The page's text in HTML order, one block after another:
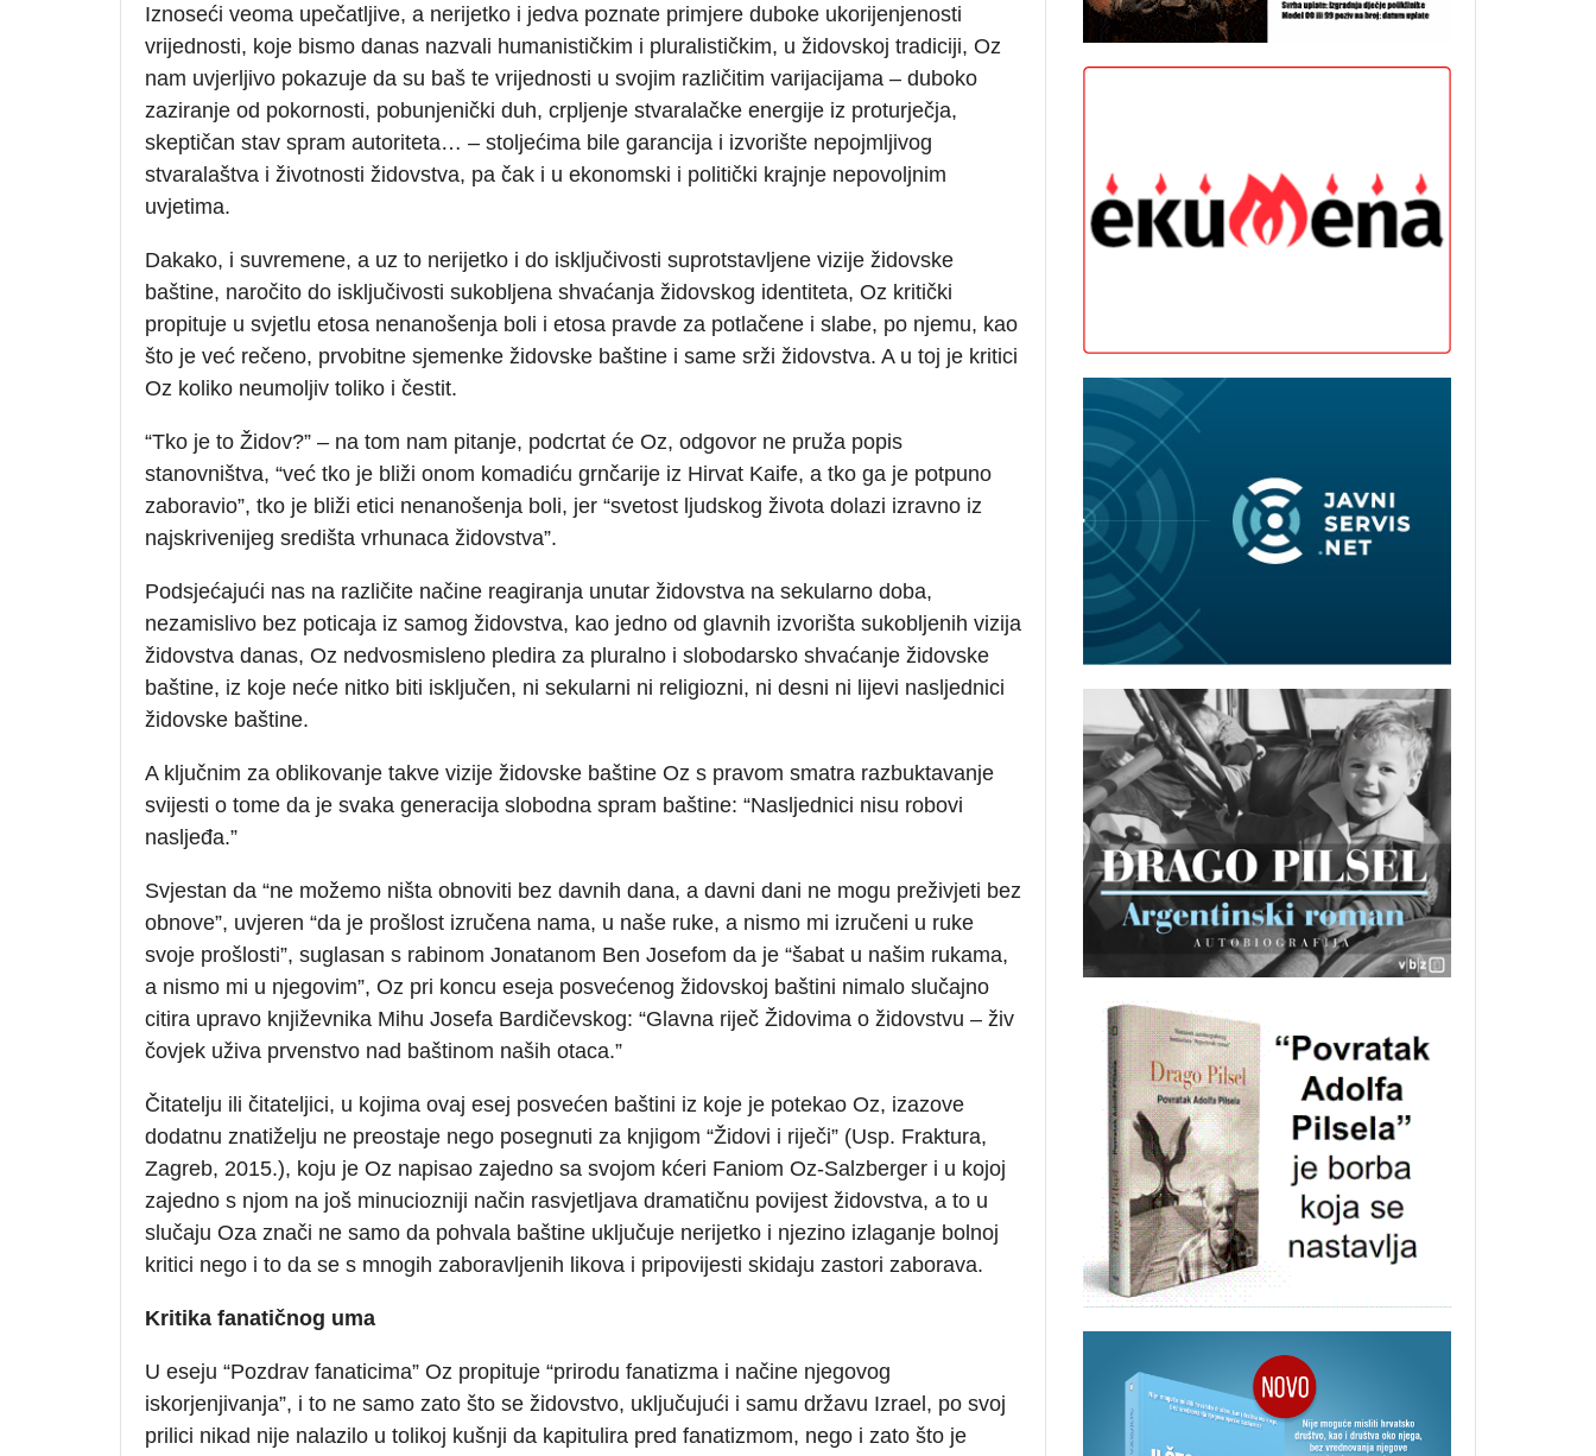
Iznoseći veoma upečatljive, a nerijetko i jedva poznate primjere duboke ukorijenjenosti
vrijednosti, koje bismo danas nazvali humanističkim i pluralističkim, u židovskoj tradiciji, Oz
nam uvjerljivo pokazuje da su baš te vrijednosti u svojim različitim varijacijama – duboko
zaziranje od pokornosti, pobunjenički duh, crpljenje stvaralačke energije iz proturječja,
skeptičan stav spram autoriteta… – stoljećima bile garancija i izvorište nepojmljivog
stvaralaštva i životnosti židovstva, pa čak i u ekonomski i politički krajnje nepovoljnim
uvjetima.
Dakako, i suvremene, a uz to nerijetko i do isključivosti suprotstavljene vizije židovske
baštine, naročito do isključivosti sukobljena shvaćanja židovskog identiteta, Oz kritički
propituje u svjetlu etosa nenanošenja boli i etosa pravde za potlačene i slabe, po njemu, kao
što je već rečeno, prvobitne sjemenke židovske baštine i same srži židovstva. A u toj je kritici
Oz koliko neumoljiv toliko i čestit.
“Tko je to Židov?” – na tom nam pitanje, podcrtat će Oz, odgovor ne pruža popis
stanovništva, “već tko je bliži onom komadiću grnčarije iz Hirvat Kaife, a tko ga je potpuno
zaboravio”, tko je bliži etici nenanošenja boli, jer “svetost ljudskog života dolazi izravno iz
najskrivenijeg središta vrhunaca židovstva”.
Podsjećajući nas na različite načine reagiranja unutar židovstva na sekularno doba,
nezamislivo bez poticaja iz samog židovstva, kao jedno od glavnih izvorišta sukobljenih vizija
židovstva danas, Oz nedvosmisleno pledira za pluralno i slobodarsko shvaćanje židovske
baštine, iz koje neće nitko biti isključen, ni sekularni ni religiozni, ni desni ni lijevi nasljednici
židovske baštine.
A ključnim za oblikovanje takve vizije židovske baštine Oz s pravom smatra razbuktavanje
svijesti o tome da je svaka generacija slobodna spram baštine: “Nasljednici nisu robovi
nasljeđa.”
Svjestan da “ne možemo ništa obnoviti bez davnih dana, a davni dani ne mogu preživjeti bez
obnove”, uvjeren “da je prošlost izručena nama, u naše ruke, a nismo mi izručeni u ruke
svoje prošlosti”, suglasan s rabinom Jonatanom Ben Josefom da je “šabat u našim rukama,
a nismo mi u njegovim”, Oz pri koncu eseja posvećenog židovskoj baštini nimalo slučajno
citira upravo književnika Mihu Josefa Bardičevskog: “Glavna riječ Židovima o židovstvu – živ
čovjek uživa prvenstvo nad baštinom naših otaca.”
Čitatelju ili čitateljici, u kojima ovaj esej posvećen baštini iz koje je potekao Oz, izazove
dodatnu znatiželju ne preostaje nego posegnuti za knjigom “Židovi i riječi” (Usp. Fraktura,
Zagreb, 2015.), koju je Oz napisao zajedno sa svojom kćeri Faniom Oz-Salzberger i u kojoj
zajedno s njom na još minuciozniji način rasvjetljava dramatičnu povijest židovstva, a to u
slučaju Oza znači ne samo da pohvala baštine uključuje nerijetko i njezino izlaganje bolnoj
kritici nego i to da se s mnogih zaboravljenih likova i pripovijesti skidaju zastori zaborava.
Kritika fanatičnog uma
U eseju “Pozdrav fanaticima” Oz propituje “prirodu fanatizma i načine njegovog
iskorjenjivanja”, i to ne samo zato što se židovstvo, uključujući i samu državu Izrael, po svoj
prilici nikad nije nalazilo u tolikoj kušnji da kapitulira pred fanatizmom, nego i zato što je